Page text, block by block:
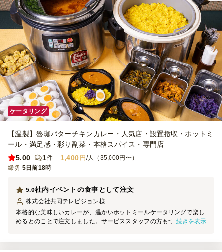
ケータリング
【温製】魯珈バターチキンカレー・人気店・設置撤収・ホットミ
ール・満足感・彩り副菜・本格スパイス・専門店
5.00
1件 1,400 円 /人（35,000円〜）
締切 5日前18時
社内イベントの食事として注文
5.0
株式会社共同テレビジョン様
本格的な美味しいカレーが、温かいホットミールケータリングで楽し
めるとのことで注文しました。サービススタッフの方もついてくださ
美味しさでしたが、付け合わせもとても美味しくて感動しました。今
続きを表示